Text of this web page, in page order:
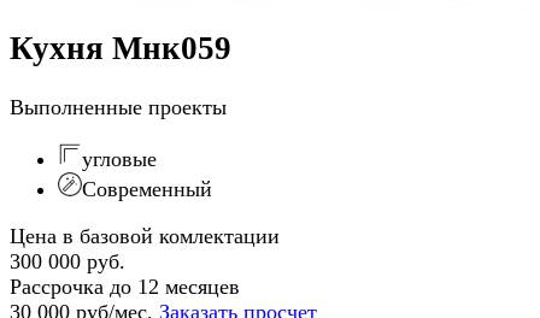
Кухня Мнк059
Выполненные проекты
угловые
Современный
Цена в базовой комлектации
300 000 руб.
Рассрочка до 12 месяцев
30 000 руб/мес. Заказать просчет